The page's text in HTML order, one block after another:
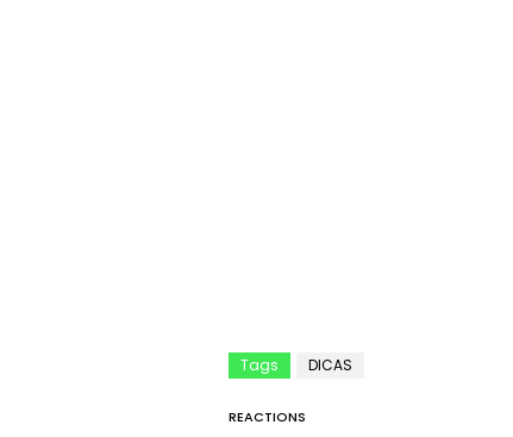
Tags DICAS
REACTIONS